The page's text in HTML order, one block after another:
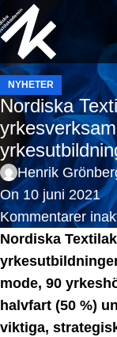
NYHETER
Nordiska
Henrik
On 10 juni 2021
Kommentarer
Nordiska
mode, 90
halvfart (50 %)
viktiga,